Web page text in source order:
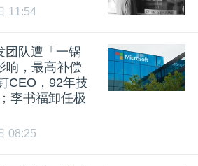
11:54
团队遭「一锅
响，最高补偿
CEO，92年技
李书福卸任极
08:25